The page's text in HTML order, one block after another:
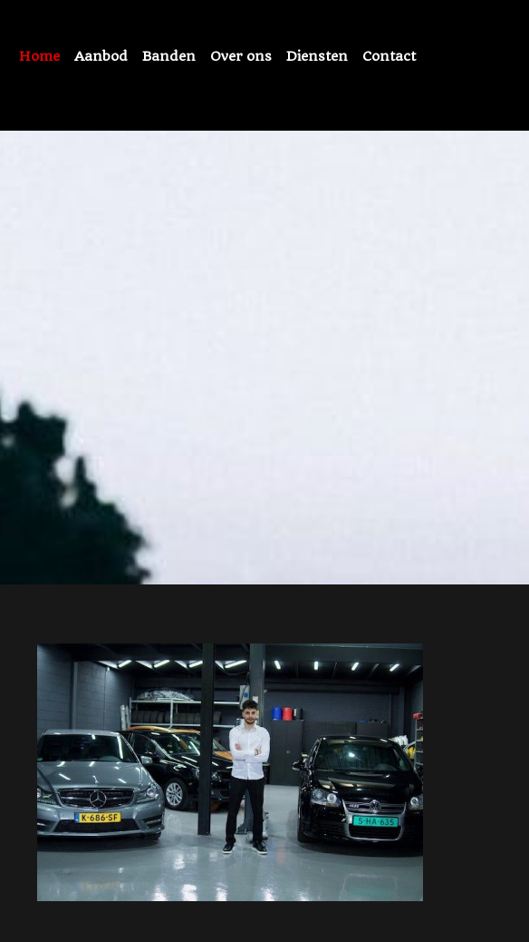
Home Aanbod Banden Over ons Diensten Contact